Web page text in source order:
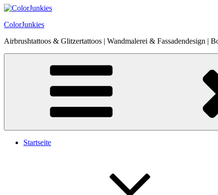
Zum
springen
ColorJunkies
Airbrushtattoos & Glitzertattoos | Wandmalerei & Fassadendesign |
Startseite